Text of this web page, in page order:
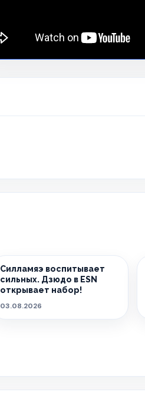
Силламяэ воспитывает
сильных. Дзюдо в ESN
открывает набор!
03.08.2026